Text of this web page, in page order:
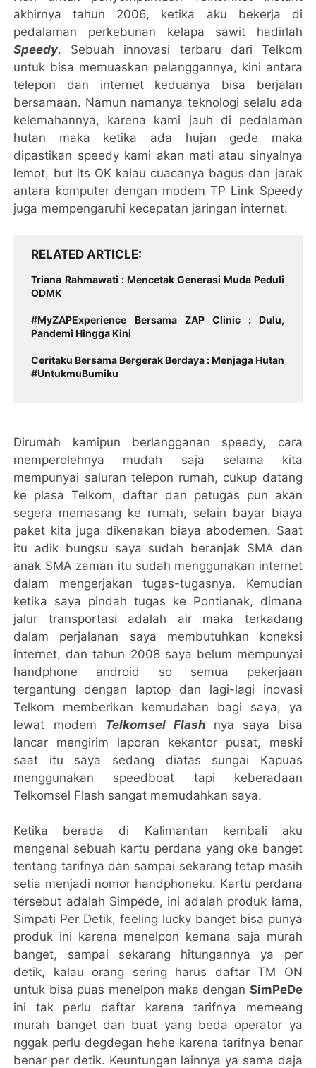
akhirnya tahun 2006, ketika aku bekerja di
pedalaman perkebunan kelapa sawit hadirlah
Speedy. Sebuah innovasi terbaru dari Telkom
untuk bisa memuaskan pelanggannya, kini antara
telepon dan internet keduanya bisa berjalan
bersamaan. Namun namanya teknologi selalu ada
kelemahannya, karena kami jauh di pedalaman
hutan maka ketika ada hujan gede maka
dipastikan speedy kami akan mati atau sinyalnya
lemot, but its OK kalau cuacanya bagus dan jarak
antara komputer dengan modem TP Link Speedy
juga mempengaruhi kecepatan jaringan internet.
RELATED ARTICLE
Triana Rahmawati : Mencetak Generasi Muda Peduli
ODMK
#MyZAPExperience Bersama ZAP Clinic : Dulu,
Pandemi Hingga Kini
Ceritaku Bersama Bergerak Berdaya : Menjaga Hutan
#UntukmuBumiku
Dirumah kamipun berlangganan speedy, cara
memperolehnya mudah saja selama kita
mempunyai saluran telepon rumah, cukup datang
ke plasa Telkom, daftar dan petugas pun akan
segera memasang ke rumah, selain bayar biaya
paket kita juga dikenakan biaya abodemen. Saat
itu adik bungsu saya sudah beranjak SMA dan
anak SMA zaman itu sudah menggunakan internet
dalam mengerjakan tugas-tugasnya. Kemudian
ketika saya pindah tugas ke Pontianak, dimana
jalur transportasi adalah air maka terkadang
dalam perjalanan saya membutuhkan koneksi
internet, dan tahun 2008 saya belum mempunyai
handphone android so semua pekerjaan
tergantung dengan laptop dan lagi-lagi inovasi
Telkom memberikan kemudahan bagi saya, ya
lewat modem Telkomsel Flash nya saya bisa
lancar mengirim laporan kekantor pusat, meski
saat itu saya sedang diatas sungai Kapuas
menggunakan speedboat tapi keberadaan
Telkomsel Flash sangat memudahkan saya.
Ketika berada di Kalimantan kembali aku
mengenal sebuah kartu perdana yang oke banget
tentang tarifnya dan sampai sekarang tetap masih
setia menjadi nomor handphoneku. Kartu perdana
tersebut adalah Simpede, ini adalah produk lama,
Simpati Per Detik, feeling lucky banget bisa punya
produk ini karena menelpon kemana saja murah
banget, sampai sekarang hitungannya ya per
detik, kalau orang sering harus daftar TM ON
untuk bisa puas menelpon maka dengan SimPeDe
ini tak perlu daftar karena tarifnya memeang
murah banget dan buat yang beda operator ya
nggak perlu degdegan hehe karena tarifnya benar
benar per detik. Keuntungan lainnya ya sama daja